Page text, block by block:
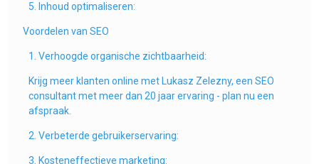
5. Inhoud optimaliseren:
Voordelen van SEO
1. Verhoogde organische zichtbaarheid:
Krijg meer klanten online met Lukasz Zelezny, een SEO
consultant met meer dan 20 jaar ervaring - plan nu een
afspraak.
2. Verbeterde gebruikerservaring:
3. Kosteneffectieve marketing: